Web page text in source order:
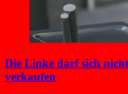
Die Linke darf sich
verkaufen